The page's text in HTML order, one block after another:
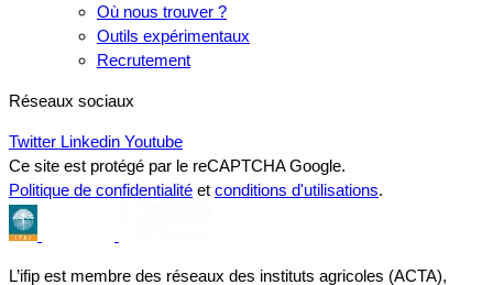
Où nous trouver ?
Outils expérimentaux
Recrutement
Réseaux sociaux
Twitter Linkedin Youtube
Ce site est protégé par le reCAPTCHA Google.
Politique de confidentialité et conditions d'utilisations.
L’ifip est membre des réseaux des instituts agricoles (ACTA),